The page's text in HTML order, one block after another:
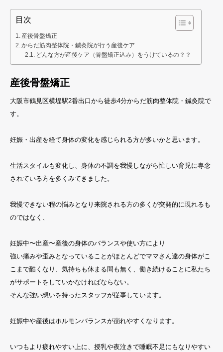
目次
産後骨盤矯正
からだ筋肉整体院・鍼灸院が行う産後ケア
どんな方が産後ケア（骨盤矯正込み）をうけているの？？
産後骨盤矯正
大阪市鶴見区横堤駅2番出口から徒歩4分からだ筋肉整体院・鍼灸院で
す。
妊娠・出産を経て身体の変化を感じられる方が多いかと思います。
生活スタイルも変化し、身体の不調を我慢しながら忙しい育児に専念
されている方を多くみてきました。
我慢できない程の悩みとなり来院される方の多くが突発的に現れるも
のではなく、
妊娠中〜出産〜産後の身体のバランスや使い方により
強い痛みや歪みとなっていることがほとんどでママさん達の身体がこ
こまで酷くなり、気持ちも休まる間も無く、働き続けることに私たち
がサポートをしていかなければならない。
そんな強い想いを持ったスタッフが従事しています。
妊娠中や産後はホルモンバランスが崩れやすくなります。
いつもより疲れやすい上に、授乳や夜泣きで睡眠不足にもなりやすい